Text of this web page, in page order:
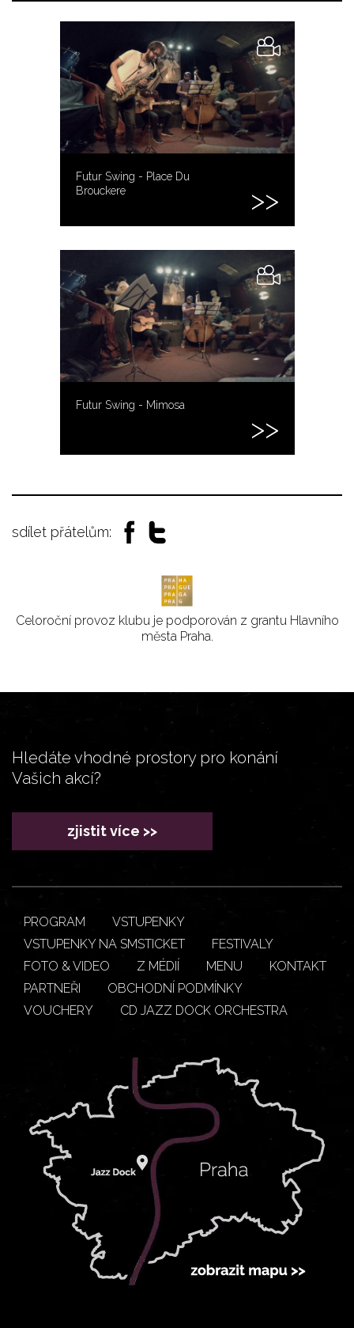
Futur Swing - Place Du
Brouckere
Futur Swing - Mimosa
sdílet přátelům:
Celoroční provoz klubu je podporován z grantu Hlavního
města Praha.
Hledáte vhodné prostory pro konání
Vašich akcí?
zjistit více >>
PROGRAM
VSTUPENKY
VSTUPENKY NA SMSTICKET
FESTIVALY
FOTO & VIDEO
Z MÉDIÍ MENU
KONTAKT
PARTNEŘI
OBCHODNÍ PODMÍNKY
VOUCHERY
CD JAZZ DOCK ORCHESTRA